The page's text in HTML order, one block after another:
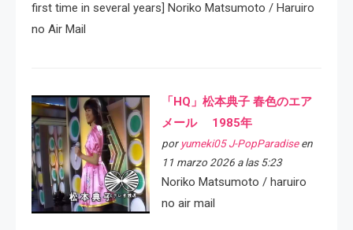
first time in several years] Noriko Matsumoto / Haruiro
no Air Mail
「HQ」松本典子 春色のエア
メール 1985年
por yumeki05 J-PopParadiseen
11 marzo 2026 a las 5:23
Noriko Matsumoto / haruiro
no air mail